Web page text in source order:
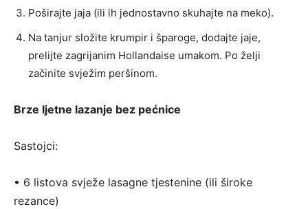
Poširajte jaja (ili ih jednostavno skuhajte na meko).
Na tanjur složite krumpir i šparoge, dodajte jaje,
prelijte zagrijanim Hollandaise umakom. Po želji
začinite svježim peršinom.
Brze ljetne lazanje bez pećnice
Sastojci:
• 6 listova svježe lasagne tjestenine (ili široke
rezance)